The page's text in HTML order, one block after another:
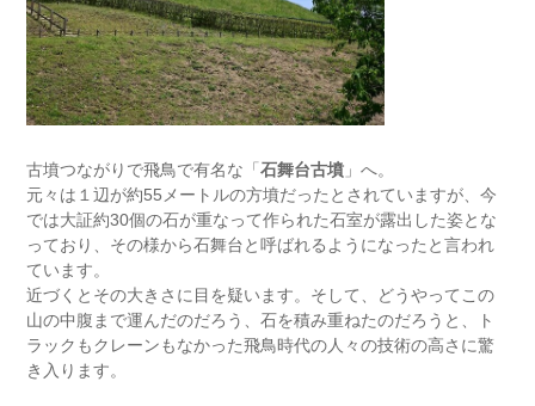
古墳つながりで飛鳥で有名な「石舞台古墳 」へ。
元々は１辺が約55メートルの方墳だったとされていますが、今
では大証約30個の石が重なって作られた石室が露出した姿とな
っており、その様から石舞台と呼ばれるようになったと言われ
ています。
近づくとその大きさに目を疑います。そして、どうやってこの
山の中腹まで運んだのだろう、石を積み重ねたのだろうと、ト
ラックもクレーンもなかった飛鳥時代の人々の技術の高さに驚
き入ります。